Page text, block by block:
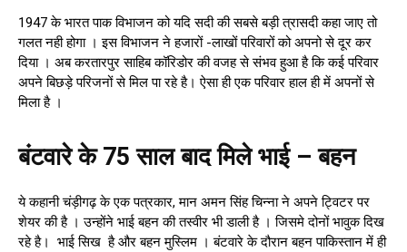
1947 के भारत पाक विभाजन को यदि सदी की सबसे बड़ी त्रासदी कहा जाए तो
गलत नही होगा । इस विभाजन ने हजारों -लाखों परिवारों को अपनो से दूर कर
दिया । अब करतारपुर साहिब कॉरिडोर की वजह से संभव हुआ है कि कई परिवार
अपने बिछड़े परिजनों से मिल पा रहे है। ऐसा ही एक परिवार हाल ही में अपनों से
मिला है ।
बंटवारे के 75 साल बाद मिले भाई – बहन
ये कहानी चंड़ीगढ़ के एक पत्रकार, मान अमन सिंह चिन्ना ने अपने ट्विटर पर
शेयर की है । उन्होंने भाई बहन की तस्वीर भी डाली है । जिसमे दोनों भावुक दिख
रहे है। भाई सिख है और बहन मुस्लिम । बंटवारे के दौरान बहन पाकिस्तान में ही